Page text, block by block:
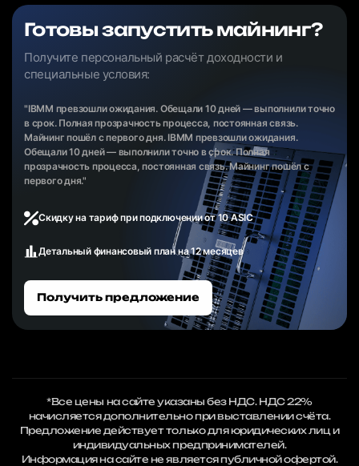
Готовы запустить майнинг?
Получите персональный расчёт доходности и
специальные условия:
"IBMM превзошли ожидания. Обещали 10 дней — выполнили точно
в срок. Полная прозрачность процесса, постоянная связь.
Майнинг пошёл с первого дня. IBMM превзошли ожидания.
Обещали 10 дней — выполнили точно в срок. Полная
прозрачность процесса, постоянная связь. Майнинг пошёл с
первого дня."
Скидку на тариф при подключении от 10 ASIC
Детальный финансовый план на 12 месяцев
Получить предложение
*Все цены на сайте указаны без НДС. НДС 22%
начисляется дополнительно при выставлении счёта.
Предложение действует только для юридических лиц и
индивидуальных предпринимателей.
Информация на сайте не является публичной офертой.